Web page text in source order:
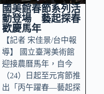
國美館春節系列活
動登場 藝起探春
歡慶馬年
【記者 宋佳景/台中報
導】 國立臺灣美術館
迎接農曆馬年，自今
（24）日起至元宵節推
出「丙午躍春—藝起探